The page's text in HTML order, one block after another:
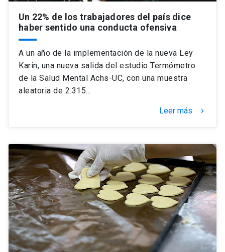
Un 22% de los trabajadores del país dice
haber sentido una conducta ofensiva
A un año de la implementación de la nueva Ley
Karin, una nueva salida del estudio Termómetro
de la Salud Mental Achs-UC, con una muestra
aleatoria de 2.315…
Leer más keyboard_arrow_right